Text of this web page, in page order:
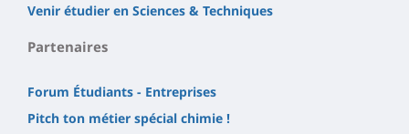
Venir étudier en Sciences & Techniques
Partenaires
Forum Étudiants - Entreprises
Pitch ton métier spécial chimie !